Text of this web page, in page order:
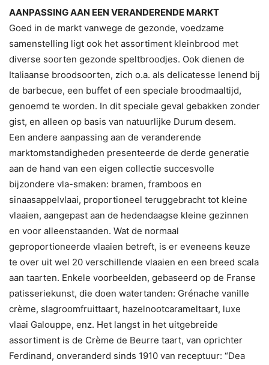
AANPASSING AAN EEN VERANDERENDE MARKT
Goed in de markt vanwege de gezonde, voedzame
samenstelling ligt ook het assortiment kleinbrood met
diverse soorten gezonde speltbroodjes. Ook dienen de
Italiaanse broodsoorten, zich o.a. als delicatesse lenend bij
de barbecue, een buffet of een speciale broodmaaltijd,
genoemd te worden. In dit speciale geval gebakken zonder
gist, en alleen op basis van natuurlijke Durum desem.
Een andere aanpassing aan de veranderende
marktomstandigheden presenteerde de derde generatie
aan de hand van een eigen collectie succesvolle
bijzondere vla-smaken: bramen, framboos en
sinaasappelvlaai, proportioneel teruggebracht tot kleine
vlaaien, aangepast aan de hedendaagse kleine gezinnen
en voor alleenstaanden. Wat de normaal
geproportioneerde vlaaien betreft, is er eveneens keuze
te over uit wel 20 verschillende vlaaien en een breed scala
aan taarten. Enkele voorbeelden, gebaseerd op de Franse
patisseriekunst, die doen watertanden: Grénache vanille
crème, slagroomfruittaart, hazelnootcarameltaart, luxe
vlaai Galouppe, enz. Het langst in het uitgebreide
assortiment is de Crème de Beurre taart, van oprichter
Ferdinand, onveranderd sinds 1910 van receptuur: “Dea